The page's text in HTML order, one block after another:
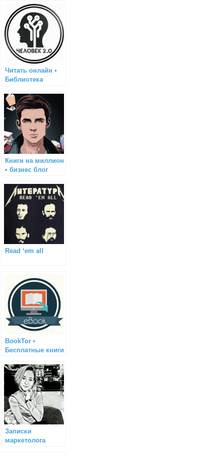
Читать онлайн •
Библиотека
Книги на миллион
• бизнес блог
Read ‘em all
BookTor •
Бесплатные книги
Записки
маркетолога